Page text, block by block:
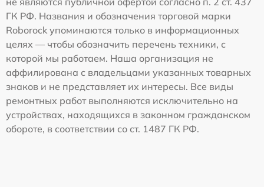
ГК РФ. Названия и обозначения торговой марки
Roborock упоминаются только в информационных
целях — чтобы обозначить перечень техники, с
которой мы работаем. Наша организация не
аффилирована с владельцами указанных товарных
знаков и не представляет их интересы. Все виды
ремонтных работ выполняются исключительно на
устройствах, находящихся в законном гражданском
обороте, в соответствии со ст. 1487 ГК РФ.